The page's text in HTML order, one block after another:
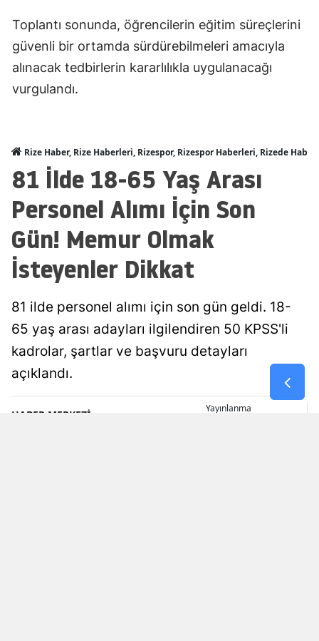
Toplantı sonunda, öğrencilerin eğitim süreçlerini
güvenli bir ortamda sürdürebilmeleri amacıyla
alınacak tedbirlerin kararlılıkla uygulanacağı
vurgulandı.
Rize Haber, Rize Haberleri, Rizespor, Rizespor Haberleri, Rizede
81 İlde 18-65 Yaş Arası
Personel Alımı İçin Son
Gün! Memur Olmak
İsteyenler Dikkat
81 ilde personel alımı için son gün geldi. 18-
65 yaş arası adayları ilgilendiren 50 KPSS'li
kadrolar, şartlar ve başvuru detayları
açıklandı.
HABER MERKEZİ
Yayınlanma